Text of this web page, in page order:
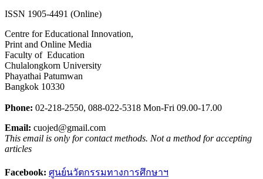
ISSN 1905-4491 (Online)
Centre for Educational Innovation,
Print and Online Media
Faculty of Education
Chulalongkorn University
Phayathai Patumwan
Bangkok 10330
Phone: 02-218-2550, 088-022-5318 Mon-Fri 09.00-17.00
Email: cuojed@gmail.com
This email is only for contact methods. Not a method for accepting
articles
Facebook: ศูนย์นวัตกรรมทางการศึกษาฯ